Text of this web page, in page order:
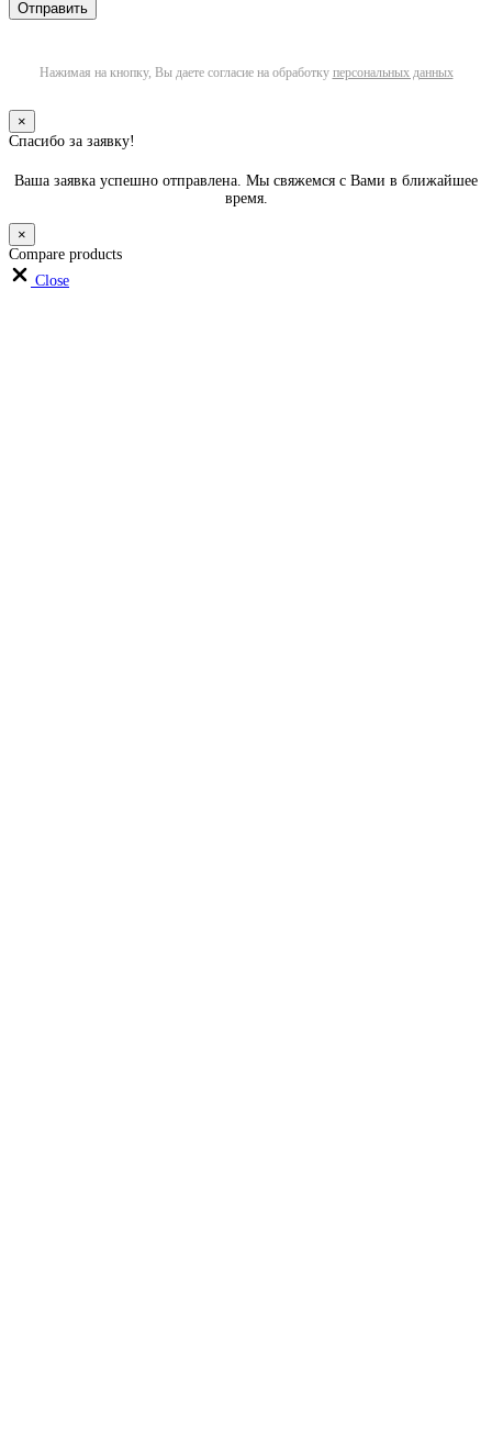
Нажимая на кнопку, Вы даете согласие на обработку персональных данных
×
Спасибо за заявку!
Ваша заявка успешно отправлена. Мы свяжемся с Вами в ближайшее
время.
×
Compare products
Close